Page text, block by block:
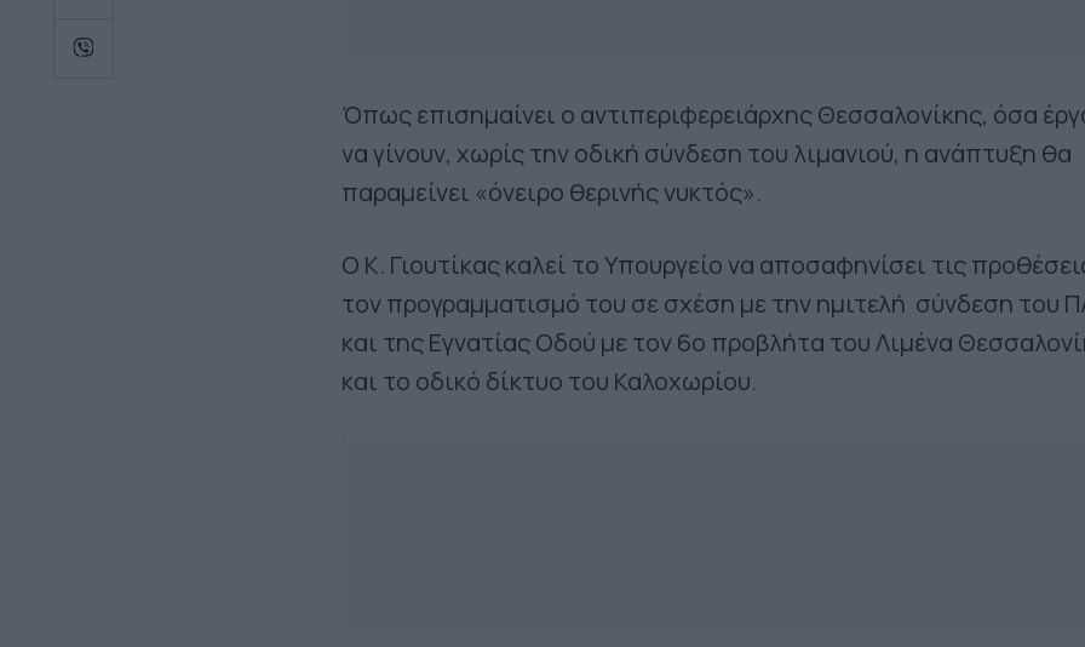
Όπως επισημαίνει ο αντιπεριφερειάρχης Θεσσαλονίκης, όσα
να γίνουν, χωρίς την οδική σύνδεση του λιμανιού, η ανάπτυξη θα
παραμείνει «όνειρο θερινής νυκτός».
Ο Κ. Γιουτίκας καλεί το Υπουργείο να αποσαφηνίσει τις
τον προγραμματισμό του σε σχέση με την ημιτελή σύνδεση του
και της Εγνατίας Οδού με τον 6ο προβλήτα του Λιμένα
και το οδικό δίκτυο του Καλοχωρίου.